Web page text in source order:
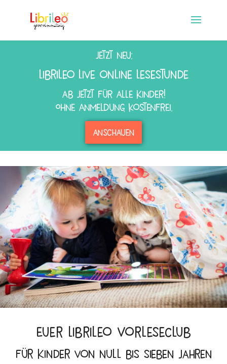
Jetzt neu:
Librileo Live online Lesestunde
ab jetzt für alle Kinder!
Ohne Anmeldung, kostenfrei.
anschauen
Euer Librileo Vorleseclub
für Kinder von null bis sieben Jahren